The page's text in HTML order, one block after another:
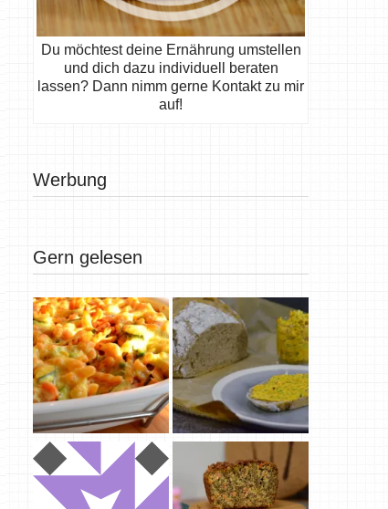
Du möchtest deine Ernährung umstellen
und dich dazu individuell beraten
lassen? Dann nimm gerne Kontakt zu mir
auf!
Werbung
Gern gelesen